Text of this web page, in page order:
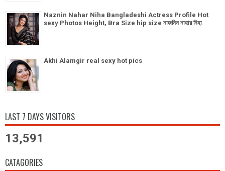
Naznin Nahar Niha Bangladeshi Actress Profile Hot
sexy Photos Height, Bra Size hip size নাজনিন নাহার নিহা
Akhi Alamgir real sexy hot pics
LAST 7 DAYS VISITORS
13,591
CATAGORIES